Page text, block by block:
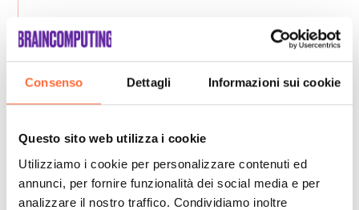
Consenso Dettagli Informazioni sui cookie
Questo sito web utilizza i cookie
Utilizziamo i cookie per personalizzare contenuti ed
annunci, per fornire funzionalità dei social media e per
analizzare il nostro traffico. Condividiamo inoltre